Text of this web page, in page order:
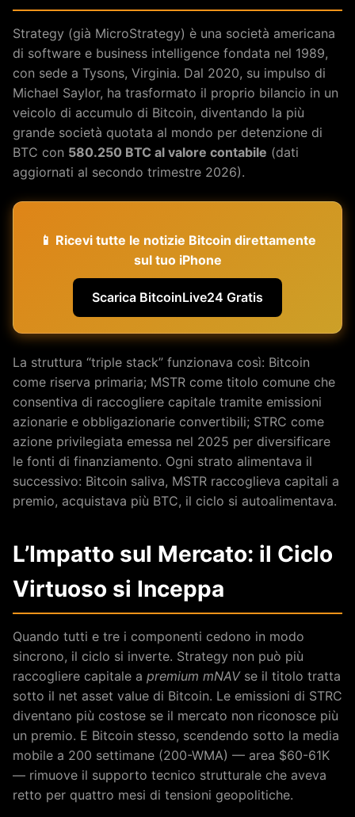
Strategy (già MicroStrategy) è una società americana
di software e business intelligence fondata nel 1989,
con sede a Tysons, Virginia. Dal 2020, su impulso di
Michael Saylor, ha trasformato il proprio bilancio in un
veicolo di accumulo di Bitcoin, diventando la più
grande società quotata al mondo per detenzione di
BTC con 580.250 BTC al valore contabile (dati
aggiornati al secondo trimestre 2026).
📱 Ricevi tutte le notizie Bitcoin direttamente
sul tuo iPhone
Scarica BitcoinLive24 Gratis
La struttura “triple stack” funzionava così: Bitcoin
come riserva primaria; MSTR come titolo comune che
consentiva di raccogliere capitale tramite emissioni
azionarie e obbligazionarie convertibili; STRC come
azione privilegiata emessa nel 2025 per diversificare
le fonti di finanziamento. Ogni strato alimentava il
successivo: Bitcoin saliva, MSTR raccoglieva capitali a
premio, acquistava più BTC, il ciclo si autoalimentava.
L’Impatto sul Mercato: il Ciclo
Virtuoso si Inceppa
Quando tutti e tre i componenti cedono in modo
sincrono, il ciclo si inverte. Strategy non può più
raccogliere capitale a premium mNAVse il titolo tratta
sotto il net asset value di Bitcoin. Le emissioni di STRC
diventano più costose se il mercato non riconosce più
un premio. E Bitcoin stesso, scendendo sotto la media
mobile a 200 settimane (200-WMA) — area $60-61K
— rimuove il supporto tecnico strutturale che aveva
retto per quattro mesi di tensioni geopolitiche.